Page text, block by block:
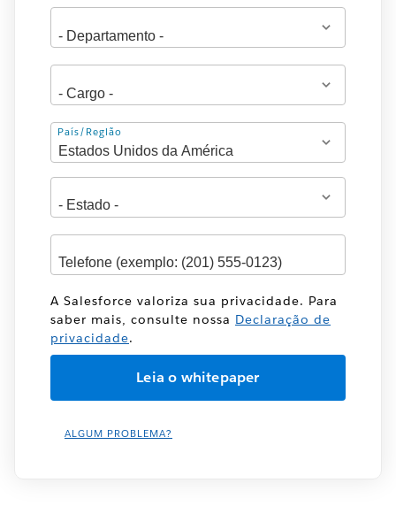
Endereço
País/Região
A Salesforce valoriza sua privacidade. Para
saber mais, consulte nossa Declaração de
privacidade.
ALGUM PROBLEMA?